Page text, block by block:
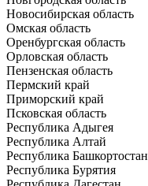
Новосибирская область
Омская область
Оренбургская область
Орловская область
Пензенская область
Пермский край
Приморский край
Псковская область
Республика Адыгея
Республика Алтай
Республика Башкортостан
Республика Бурятия